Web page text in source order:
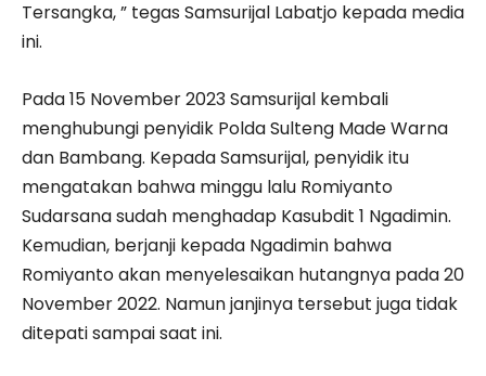
Tersangka, ” tegas Samsurijal Labatjo kepada media
ini.
Pada 15 November 2023 Samsurijal kembali
menghubungi penyidik Polda Sulteng Made Warna
dan Bambang. Kepada Samsurijal, penyidik itu
mengatakan bahwa minggu lalu Romiyanto
Sudarsana sudah menghadap Kasubdit 1 Ngadimin.
Kemudian, berjanji kepada Ngadimin bahwa
Romiyanto akan menyelesaikan hutangnya pada 20
November 2022. Namun janjinya tersebut juga tidak
ditepati sampai saat ini.